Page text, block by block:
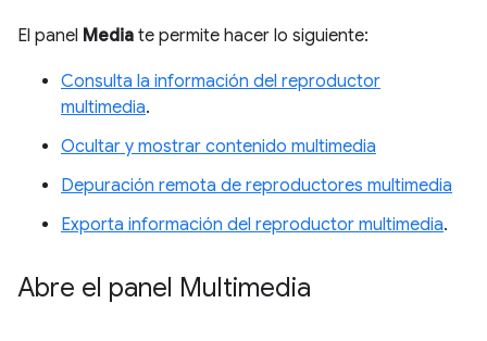
El panel Media te permite hacer lo siguiente:
Consulta la información del reproductor
multimedia.
Ocultar y mostrar contenido multimedia
Depuración remota de reproductores multimedia
Exporta información del reproductor multimedia.
Abre el panel Multimedia